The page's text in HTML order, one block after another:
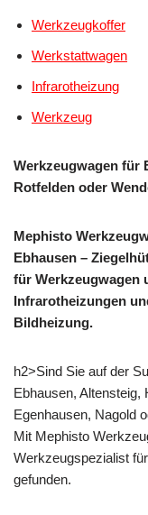
Werkzeugkoffer
Werkstattwagen
Infrarotheizung
Werkzeug
Werkzeugwagen für
Rotfelden oder
Mephisto
Ebhausen –
für Werkzeugwagen
Infrarotheizungen
Bildheizung.
h2>Sind Sie auf der
Ebhausen, Altensteig,
Egenhausen, Nagold
Mit Mephisto
Werkzeugspezialist
gefunden.